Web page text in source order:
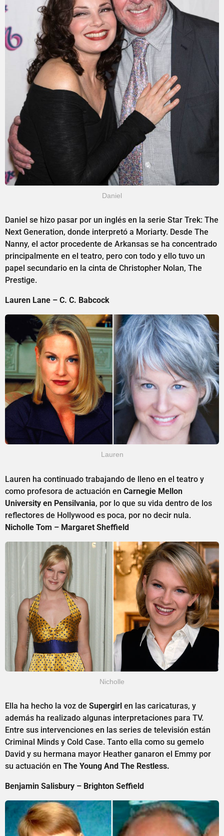
Daniel
Daniel se hizo pasar por un inglés en la serie Star Trek: The
Next Generation, donde interpretó a Moriarty. Desde The
Nanny, el actor procedente de Arkansas se ha concentrado
principalmente en el teatro, pero con todo y ello tuvo un
papel secundario en la cinta de Christopher Nolan, The
Prestige.
Lauren Lane – C. C. Babcock
Lauren
Lauren ha continuado trabajando de lleno en el teatro y
como profesora de actuación en Carnegie Mellon
University en Pensilvania, por lo que su vida dentro de los
reflectores de Hollywood es poca, por no decir nula.
Nicholle Tom – Margaret Sheffield
Nicholle
Ella ha hecho la voz de Supergirl en las caricaturas, y
además ha realizado algunas interpretaciones para TV.
Entre sus intervenciones en las series de televisión están
Criminal Minds y Cold Case. Tanto ella como su gemelo
David y su hermana mayor Heather ganaron el Emmy por
su actuación en The Young And The Restless.
Benjamin Salisbury – Brighton Seffield